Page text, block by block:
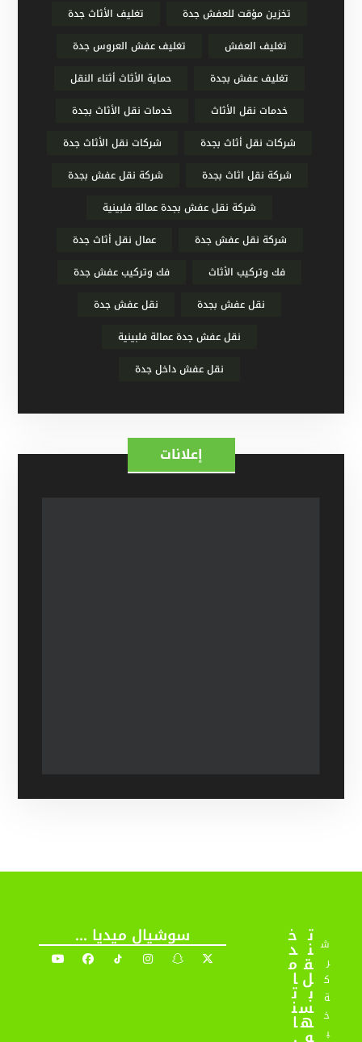
تخزين مؤقت للعفش جدة
تغليف الأثاث جدة
تغليف العفش
تغليف عفش العروس جدة
تغليف عفش بجدة
حماية الأثاث أثناء النقل
خدمات نقل الأثاث
خدمات نقل الأثاث بجدة
شركات نقل أثاث بجدة
شركات نقل الأثاث جدة
شركة نقل اثاث بجدة
شركة نقل عفش بجدة
شركة نقل عفش بجدة عمالة فلبينية
شركة نقل عفش جدة
عمال نقل أثاث جدة
فك وتركيب الأثاث
فك وتركيب عفش جدة
نقل عفش بجدة
نقل عفش جدة
نقل عفش جدة عمالة فلبينية
نقل عفش داخل جدة
إعلانات
ش
ر
ك
ة
خ
ب
ت
ن
ق
ل
ب
س
ه
خ
د
م
ا
ت
ن
ا
سوشيال ميديا ...